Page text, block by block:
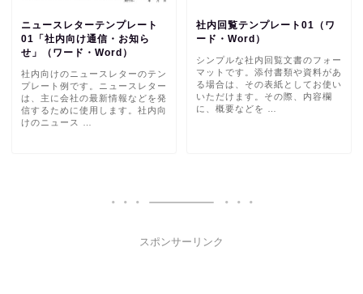
ニュースレターテンプレート
01「社内向け通信・お知ら
せ」（ワード・Word）
社内向けのニュースレターのテン
プレート例です。ニュースレター
は、主に会社の最新情報などを発
信するために使用します。社内向
けのニュース …
社内回覧テンプレート01（ワ
ード・Word）
シンプルな社内回覧文書のフォー
マットです。添付書類や資料があ
る場合は、その表紙としてお使い
いただけます。その際、内容欄
に、概要などを …
スポンサーリンク